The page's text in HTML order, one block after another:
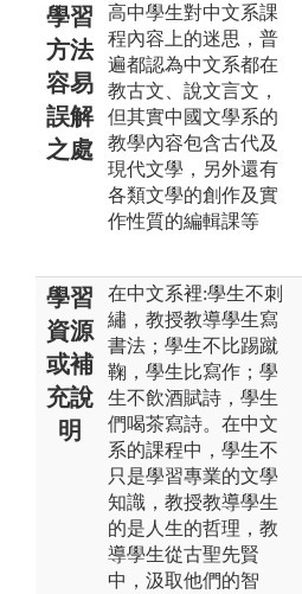
學習
方法
容易
誤解
之處
高中學生對中文系課
程內容上的迷思，普
遍都認為中文系都在
教古文、說文言文，
但其實中國文學系的
教學內容包含古代及
現代文學，另外還有
各類文學的創作及實
作性質的編輯課等
學習
資源
或補
充說
明
在中文系裡:學生不刺
繡，教授教導學生寫
書法；學生不比踢蹴
鞠，學生比寫作；學
生不飲酒賦詩，學生
們喝茶寫詩。在中文
系的課程中，學生不
只是學習專業的文學
知識，教授教導學生
的是人生的哲理，教
導學生從古聖先賢
中，汲取他們的智